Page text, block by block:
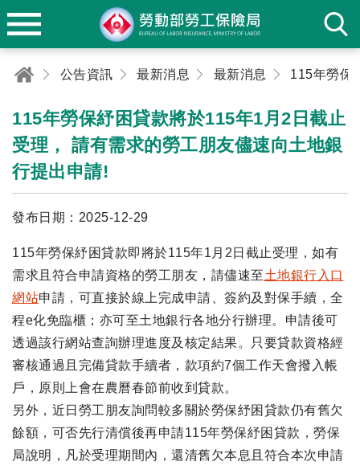
公告資訊 最新消息 最新消息
115年勞保紓困貸款將於115年1月2日截止
受理， 請有需求的勞工朋友儘速向土地銀
行提出申請!
發布日期：2025-12-29
115年勞保紓困貸款即將於115年1月2日截止受理，如有
需求且符合申請資格的勞工朋友，請儘速至土地銀行入口
網站申請，可直接於線上完成申請、簽約及對保手續，全
程e化免臨櫃；亦可至土地銀行各地分行辦理。申請後可
透過該行網站查詢辦理進度及核定結果。只要貸款資格經
審核通過且完備貸款手續者，款項約7個工作天會撥入帳
戶，原則上會在農曆春節前收到貸款。
另外，近日勞工朋友詢問較多關於勞保紓困貸款仍有舊欠
餘額，可否先行清償後再申請115年勞保紓困貸款，勞保
局說明，凡於受理期間內，還清舊欠本息且符合本次申請